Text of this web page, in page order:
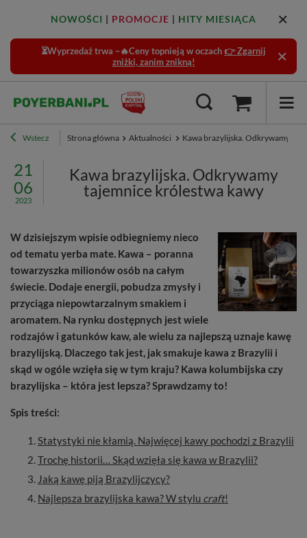
NOWOŚCI | PROMOCJE | HITY MIESIĄCA
⏳Wyprzedaż trwa –🔥Ceny topnieją w oczach 👉 Zgarnij
zniżki, zanim znikną!
Wstecz Strona główna Aktualności Kawa brazylijska. Odkrywamy
21
06
2023
Kawa brazylijska. Odkrywamy
tajemnice królestwa kawy
W dzisiejszym wpisie odbiegniemy nieco
od tematu yerba mate. Kawa – poranna
towarzyszka milionów osób na całym
świecie. Dodaje energii, pobudza zmysły i
przyciąga niepowtarzalnym smakiem i
aromatem. Na rynku dostępnych jest wiele
rodzajów i gatunków kaw, ale wielu za najlepszą uznaje kawę
brazylijską. Dlaczego tak jest, jak smakuje kawa z Brazylii i
skąd w ogóle wzięła się w tym kraju? Kawa kolumbijska czy
brazylijska – która jest lepsza? Sprawdzamy to!
Spis treści:
Statystyki nie kłamią. Najwięcej kawy pochodzi z Brazylii
Trochę historii… Skąd wzięła się kawa w Brazylii?
Jaką kawę piją Brazylijczycy?
Najlepsza brazylijska kawa? W stylu craft!